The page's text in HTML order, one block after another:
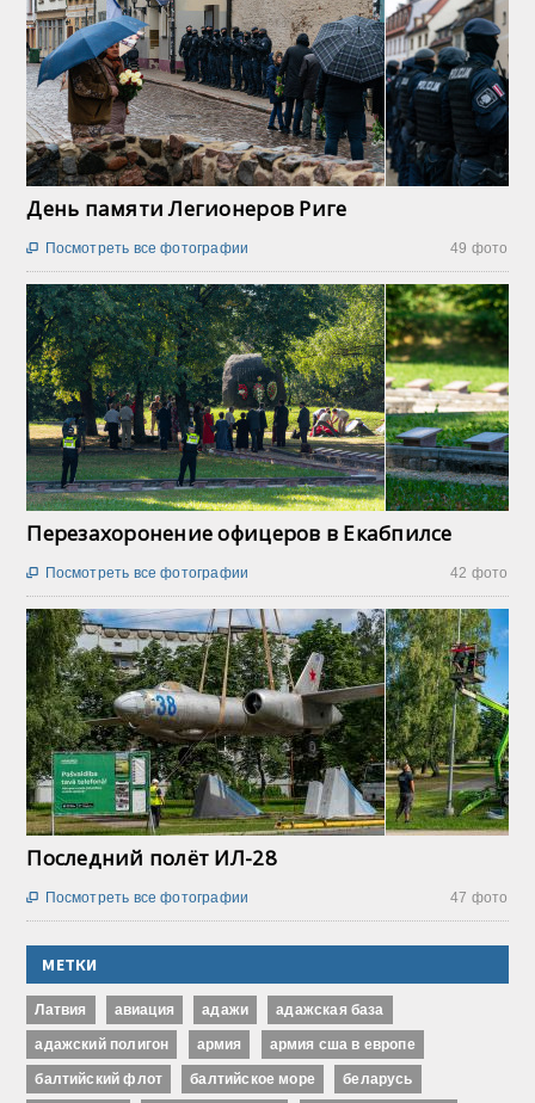
День памяти Легионеров Риге
49 фото
 Посмотреть все фотографии
Перезахоронение офицеров в Екабпилсе
42 фото
 Посмотреть все фотографии
Последний полёт ИЛ-28
47 фото
 Посмотреть все фотографии
МЕТКИ
Латвия авиация адажи адажская база
адажский полигон армия армия сша в европе
балтийский флот балтийское море беларусь